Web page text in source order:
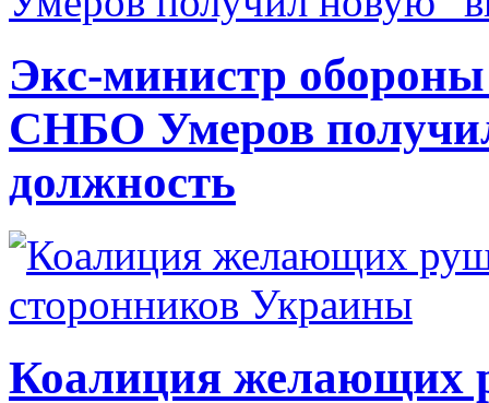
Экс-министр
СНБО Умеров
должность
Коалиция желающих